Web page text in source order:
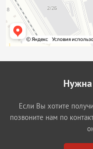
Нужна
Если Вы хотите
позвоните нам по